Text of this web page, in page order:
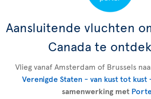
Aansluitende vluchten
Canada te
Vlieg vanaf Amsterdam of Brussels
Verenigde Staten - van kust tot kust
samenwerking met